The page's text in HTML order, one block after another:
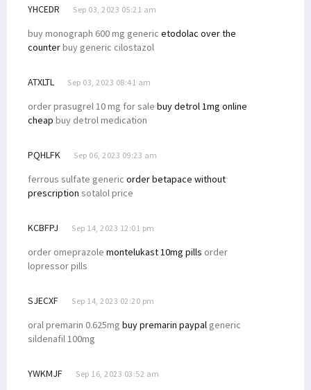
YHCEDR Sep 03, 2023 05:21 am
buy monograph 600 mg generic etodolac over the
counterbuy generic cilostazol
ATXLTL Sep 03, 2023 08:41 am
order prasugrel 10 mg for sale buy detrol 1mg online
cheap buy detrol medication
PQHLFK Sep 06, 2023 09:23 am
ferrous sulfate generic order betapace without
prescription sotalol price
KCBFPJ Sep 14, 2023 12:01 pm
order omeprazole montelukast 10mg pills order
lopressor pills
SJECXF Sep 14, 2023 02:20 pm
oral premarin 0.625mg buy premarin paypal generic
sildenafil 100mg
YWKMJF Sep 16, 2023 03:52 am